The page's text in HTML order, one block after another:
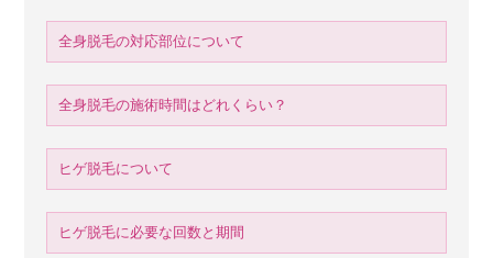
全身脱毛の対応部位について
全身脱毛の施術時間はどれくらい？
ヒゲ脱毛について
ヒゲ脱毛に必要な回数と期間